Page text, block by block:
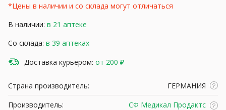
*Цены в наличии и со склада могут отличаться
В наличии: в 21 аптеке
Со склада: в 39 аптеках
Доставка курьером: от 200 ₽
Страна производитель:
ГЕРМАНИЯ
Производитель:
СФ Медикал Продактс